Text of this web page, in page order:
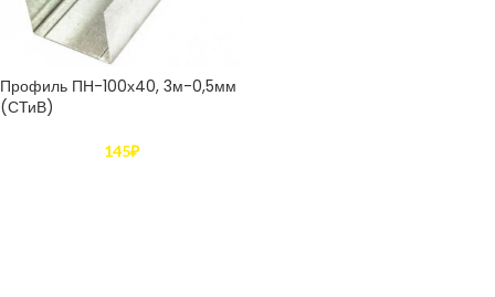
Профиль ПН-100х40, 3м-0,5мм
(СТиВ)
145₽